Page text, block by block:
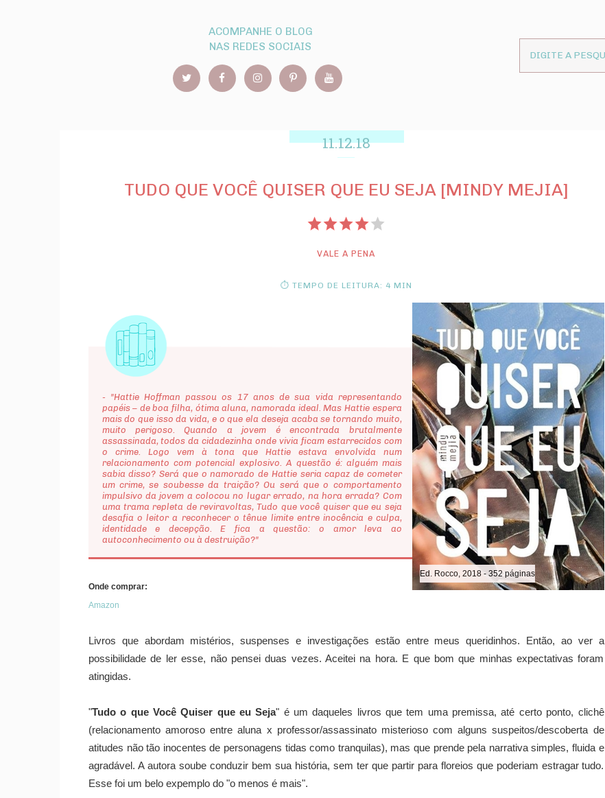
ACOMPANHE O BLOG
NAS REDES SOCIAIS
11.12.18
TUDO QUE VOCÊ QUISER QUE EU SEJA [MINDY MEJIA]
VALE A PENA
⏱ TEMPO DE LEITURA: 4 MIN
Ed. Rocco, 2018 - 352 páginas
- "Hattie Hoffman passou os 17 anos de sua vida representando
papéis – de boa filha, ótima aluna, namorada ideal. Mas Hattie espera
mais do que isso da vida, e o que ela deseja acaba se tornando muito,
muito perigoso. Quando a jovem é encontrada brutalmente
assassinada, todos da cidadezinha onde vivia ficam estarrecidos com
o crime. Logo vem à tona que Hattie estava envolvida num
relacionamento com potencial explosivo. A questão é: alguém mais
sabia disso? Será que o namorado de Hattie seria capaz de cometer
um crime, se soubesse da traição? Ou será que o comportamento
impulsivo da jovem a colocou no lugar errado, na hora errada? Com
uma trama repleta de reviravoltas, Tudo que você quiser que eu seja
desafia o leitor a reconhecer o tênue limite entre inocência e culpa,
identidade e decepção. E fica a questão: o amor leva ao
autoconhecimento ou à destruição?"
Onde comprar:
Amazon
Livros que abordam mistérios, suspenses e investigações estão entre meus queridinhos. Então, ao ver a
possibilidade de ler esse, não pensei duas vezes. Aceitei na hora. E que bom que minhas expectativas foram
atingidas.
"Tudo o que Você Quiser que eu Seja" é um daqueles livros que tem uma premissa, até certo ponto, clichê
(relacionamento amoroso entre aluna x professor/assassinato misterioso com alguns suspeitos/descoberta de
atitudes não tão inocentes de personagens tidas como tranquilas), mas que prende pela narrativa simples, fluida e
agradável. A autora soube conduzir bem sua história, sem ter que partir para floreios que poderiam estragar tudo.
Esse foi um belo expemplo do "o menos é mais".